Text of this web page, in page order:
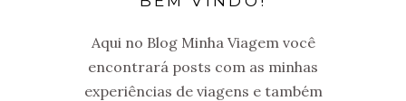
Aqui no Blog Minha Viagem você
encontrará posts com as minhas
experiências de viagens e também